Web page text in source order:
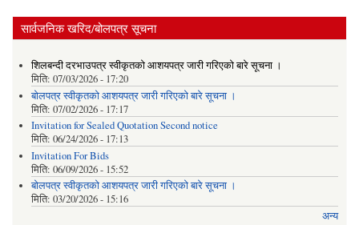
सार्वजनिक खरिद/बोलपत्र सूचना
शिलबन्दी दरभाउपत्र स्वीकृतको आशयपत्र जारी गरिएको बारे सूचना ।
मिति: 07/03/2026 - 17:20
बोलपत्र स्वीकृतको आशयपत्र जारी गरिएको बारे सूचना ।
मिति: 07/02/2026 - 17:17
Invitation for Sealed Quotation Second notice
मिति: 06/24/2026 - 17:13
Invitation For Bids
मिति: 06/09/2026 - 15:52
बोलपत्र स्वीकृतको आशयपत्र जारी गरिएको बारे सूचना ।
मिति: 03/20/2026 - 15:16
अन्य